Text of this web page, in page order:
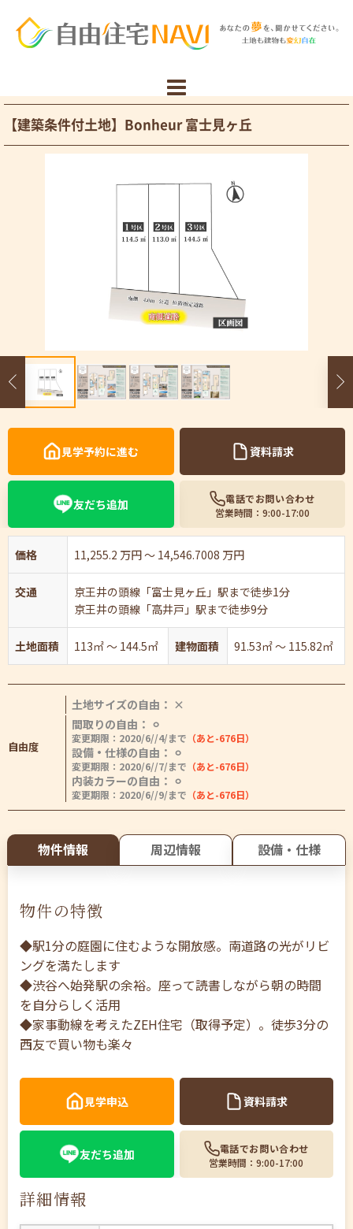
【建築条件付土地】Bonheur 富士見ヶ丘
見学予約に進む 資料請求
友だち追加
電話でお問い合わせ
営業時間：9:00-17:00
価格 11,255.2 万円 ～ 14,546.7008 万円
交通
京王井の頭線「富士見ヶ丘」駅まで徒歩1分
京王井の頭線「高井戸」駅まで徒歩9分
土地面積 113㎡ ～ 144.5㎡ 建物面積 91.53㎡ ～ 115.82㎡
自由度
土地サイズの自由： ×
間取りの自由： ⚪︎
変更期限：2020/6//4/まで （あと-676日）
設備・仕様の自由： ⚪︎
変更期限：2020/6//7/まで （あと-676日）
内装カラーの自由： ⚪︎
変更期限：2020/6//9/まで （あと-676日）
物件情報 周辺情報 設備・仕様
物件の特徴
◆駅1分の庭園に住むような開放感。南道路の光がリビ
ングを満たします
◆渋谷へ始発駅の余裕。座って読書しながら朝の時間
を自分らしく活用
◆家事動線を考えたZEH住宅（取得予定）。徒歩3分の
西友で買い物も楽々
見学申込 資料請求
友だち追加
電話でお問い合わせ
営業時間：9:00-17:00
詳細情報